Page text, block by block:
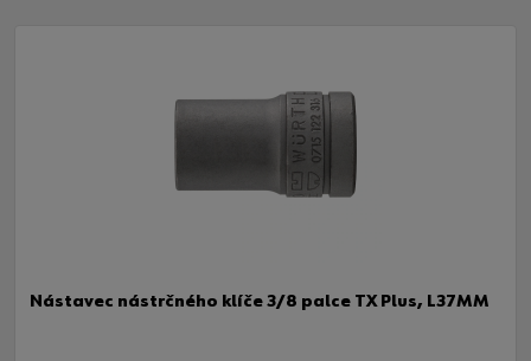
Nástavec nástrčného klíče 3/8 palce TX Plus, L37MM